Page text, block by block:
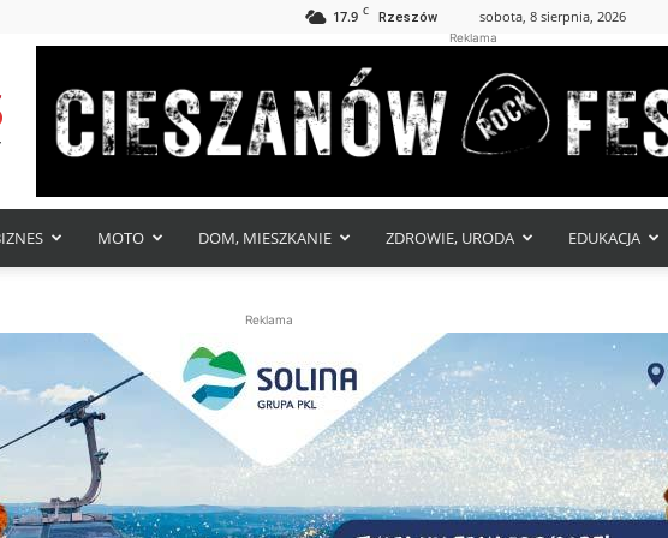
17.9 C Rzeszów sobota, 8 sierpnia, 2026
Reklama
MOTO DOM, MIESZKANIE ZDROWIE, URODA EDUKACJA
Reklama